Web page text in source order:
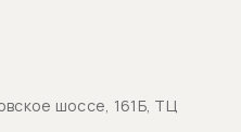
шоссе, 161Б, ТЦ